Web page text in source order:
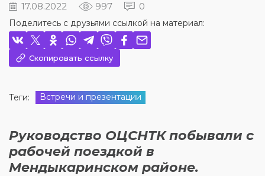
17.08.2022 997 0
Поделитесь с друзьями ссылкой на материал:
Скопировать ссылку
Теги: Встречи и презентации
Руководство ОЦСНТК побывали с
рабочей поездкой в
Мендыкаринском районе.